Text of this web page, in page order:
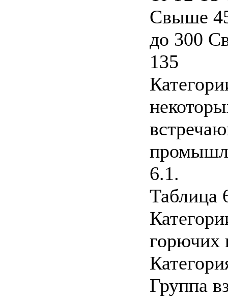
Свыше
до 300
135
6.1.
Таблица
горючих
Группа